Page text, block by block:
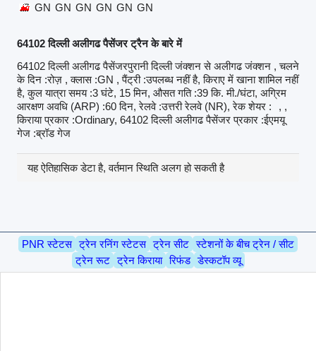
GN GN GN GN GN GN
64102 दिल्ली अलीगढ पैसेंजर ट्रैन के बारे में
64102 दिल्ली अलीगढ पैसेंजरपुरानी दिल्ली जंक्शन से अलीगढ जंक्शन , चलने
के दिन :रोज़ , क्लास :GN , पैंट्री :उपलब्ध नहीं है, किराए में खाना शामिल नहीं
है, कुल यात्रा समय :3 घंटे, 15 मिन, औसत गति :39 कि. मी./घंटा, अग्रिम
आरक्षण अवधि (ARP) :60 दिन, रेलवे :उत्तरी रेलवे (NR), रेक शेयर :
, ,
किराया प्रकार :Ordinary, 64102 दिल्ली अलीगढ पैसेंजर प्रकार :ईएमयू
गेज :ब्रॉड गेज
यह ऐतिहासिक डेटा है, वर्तमान स्थिति अलग हो सकती है
PNR स्टेटस ट्रेन रनिंग स्टेटस ट्रेन सीट स्टेशनों के बीच ट्रेन / सीट
ट्रेन रूट ट्रेन किराया रिफंड डेस्कटॉप व्यू